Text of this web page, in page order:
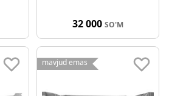
32 000 SO'M
mavjud emas